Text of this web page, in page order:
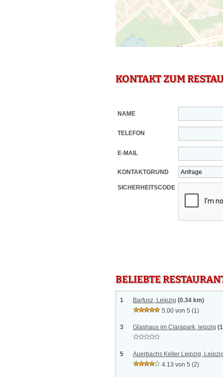
KONTAKT ZUM
NAME
TELEFON
E-MAIL
KONTAKTGRUND
SICHERHEITSCODE
BELIEBTE
1 Barfusz, Leipzig (0.34 km)
5.00 von 5 (1)
3 Glashaus im Clarapark, leipzig
5
Auerbachs Keller Leipzig,
4.13 von 5 (2)